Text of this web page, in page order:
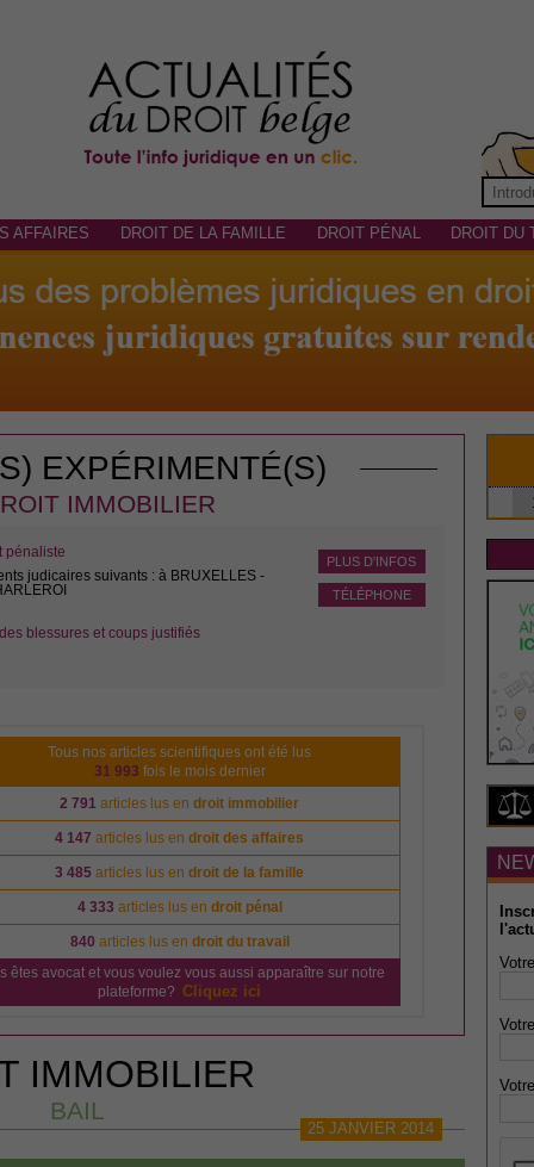
AFFAIRES DROIT DE LA FAMILLE DROIT PÉNAL DROIT DU
EXPÉRIMENTÉ(S)
IMMOBILIER
PLUS D'INFOS
TÉLÉPHONE
pénaliste
judicaires suivants : à BRUXELLES -
blessures et coups justifiés
Tous nos articles scientifiques ont été lus
31 993 fois le mois dernier
2 791 articles lus endroit immobilier
4 147 articles lus endroit des affaires
3 485 articles lus endroit de la famille
4 333 articles lus en droit pénal
840 articles lus en droit du travail
êtes avocat et vous voulez vous aussi apparaître sur notre
plateforme? Cliquez ici
IMMOBILIER
BAIL
25 JANVIER 2014